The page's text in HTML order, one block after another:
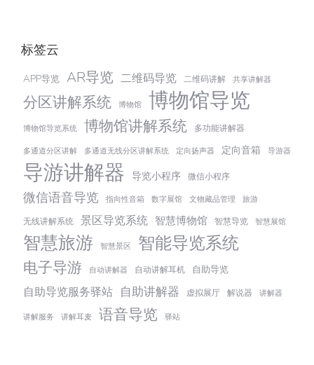
标签云
APP导览 AR导览 二维码导览 二维码讲解 共享讲解器
分区讲解系统 博物馆 博物馆导览
博物馆导览系统 博物馆讲解系统 多功能讲解器
多通道分区讲解 多通道无线分区讲解系统 定向扬声器 定向音箱 导游器
导游讲解器 导览小程序 微信小程序
微信语音导览 指向性音箱 数字展馆 文物藏品管理 旅游
无线讲解系统 景区导览系统 智慧博物馆 智慧导览 智慧展馆
智慧旅游 智慧景区 智能导览系统
电子导游 自动讲解器 自动讲解耳机 自助导览
自助导览服务驿站 自助讲解器 虚拟展厅 解说器 讲解器
讲解服务 讲解耳麦 语音导览 驿站